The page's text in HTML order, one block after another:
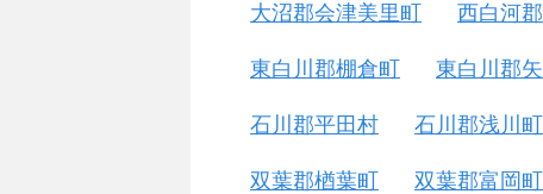
大沼郡会津美里町 西白河
東白川郡棚倉町 東白川郡矢
石川郡平田村 石川郡浅川町
双葉郡楢葉町 双葉郡富岡町